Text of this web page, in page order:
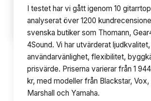
Innehållsförteckning
I testet har vi gått igenom 10
analyserat över 1200
svenska butiker som Thomann,
4Sound. Vi har utvärderat ljudkvalitet,
användarvänlighet, flexibilitet,
prisvärde. Priserna varierar från 1
kr, med modeller från Blackstar, Vox,
Marshall och Yamaha.